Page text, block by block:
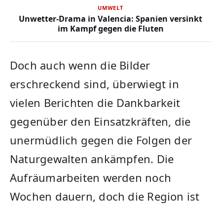
UMWELT
Unwetter-Drama in Valencia: Spanien versinkt
im Kampf gegen die Fluten
Doch auch wenn die Bilder
erschreckend sind, überwiegt in
vielen Berichten die Dankbarkeit
gegenüber den Einsatzkräften, die
unermüdlich gegen die Folgen der
Naturgewalten ankämpfen. Die
Aufräumarbeiten werden noch
Wochen dauern, doch die Region ist